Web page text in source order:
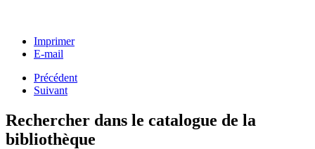
Imprimer
E-mail
Précédent
Suivant
Rechercher dans le catalogue de la
bibliothèque